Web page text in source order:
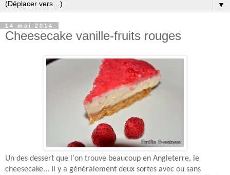
▼
14 mai 2014
Cheesecake vanille-fruits rouges
Un des dessert que l'on trouve beaucoup en Angleterre, le
cheesecake... Il y a généralement deux sortes avec ou sans